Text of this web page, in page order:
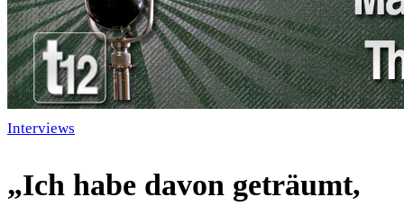
Interviews
„Ich habe davon geträumt,